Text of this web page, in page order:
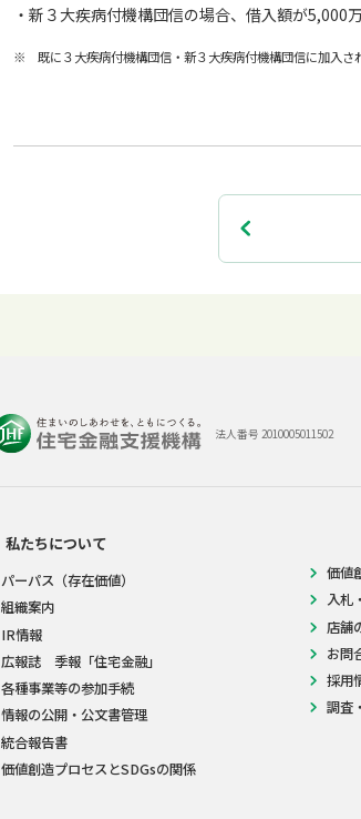
・新３大疾病付機構団信の場合、借入額が5,000
※ 既に３大疾病付機構団信・新３大疾病付機構団信に加入さ
法人番号 2010005011502
私たちについて
パーパス（存在価値）
組織案内
IR情報
広報誌 季報「住宅金融」
各種事業等の参加手続
情報の公開・公文書管理
統合報告書
価値創造プロセスとSDGsの関係
価値
入札
店舗
お問
採用
調査